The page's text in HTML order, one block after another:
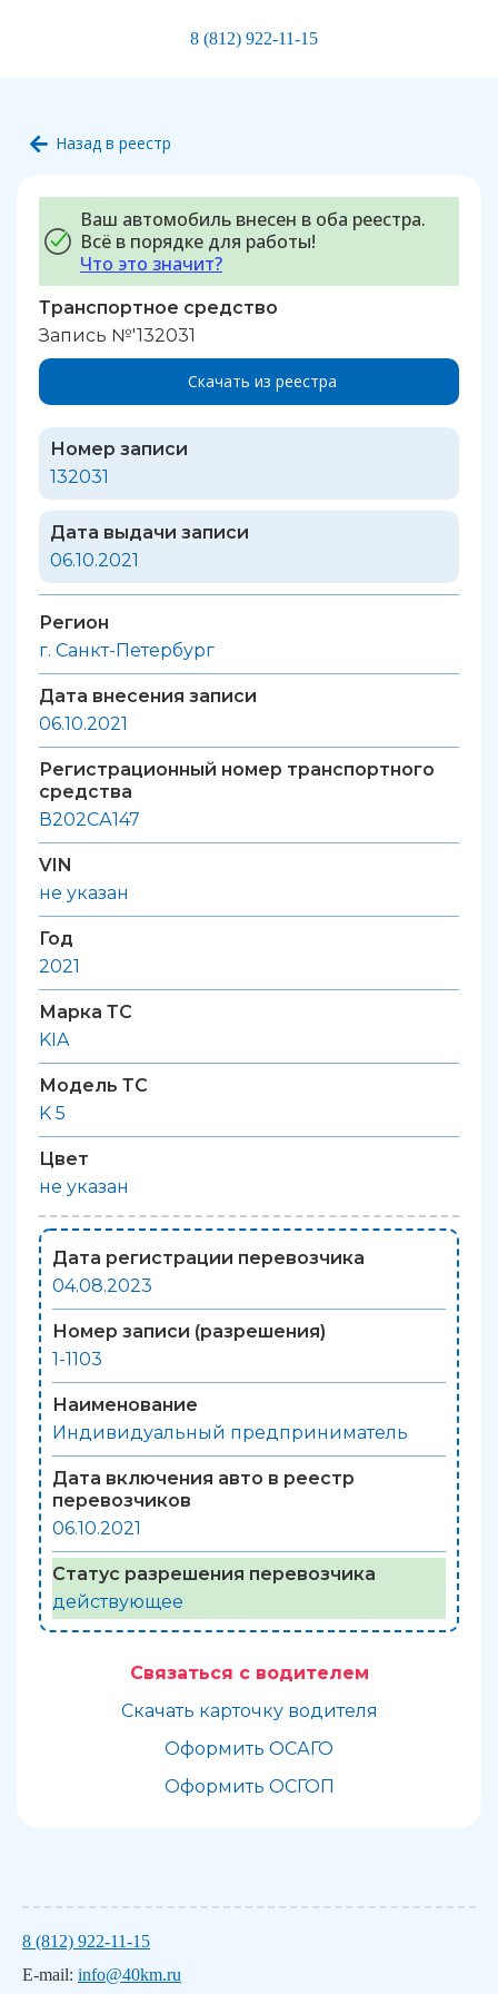
8 (812) 922-11-15
Назад в реестр
Ваш автомобиль внесен в оба реестра.
Всё в порядке для работы!
Что это значит?
Транспортное средство
Запись №'132031
Скачать из реестра
Номер записи
132031
Дата выдачи записи
06.10.2021
Регион
г. Санкт-Петербург
Дата внесения записи
06.10.2021
Регистрационный номер транспортного
средства
В202СА147
VIN
не указан
Год
2021
Марка ТС
KIA
Модель ТС
K 5
Цвет
не указан
Дата регистрации перевозчика
04.08.2023
Номер записи (разрешения)
1-1103
Наименование
Индивидуальный предприниматель
Дата включения авто в реестр
перевозчиков
06.10.2021
Статус разрешения перевозчика
действующее
Связаться с водителем
Скачать карточку водителя
Оформить ОСАГО
Оформить ОСГОП
8 (812) 922-11-15
E-mail: info@40km.ru